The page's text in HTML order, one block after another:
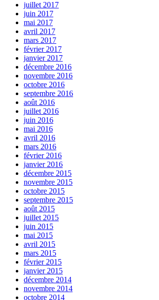
juillet 2017
juin 2017
mai 2017
avril 2017
mars 2017
février 2017
janvier 2017
décembre 2016
novembre 2016
octobre 2016
septembre 2016
août 2016
juillet 2016
juin 2016
mai 2016
avril 2016
mars 2016
février 2016
janvier 2016
décembre 2015
novembre 2015
octobre 2015
septembre 2015
août 2015
juillet 2015
juin 2015
mai 2015
avril 2015
mars 2015
février 2015
janvier 2015
décembre 2014
novembre 2014
octobre 2014